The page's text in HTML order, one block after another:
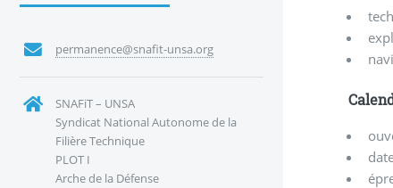
permanence@snafit-unsa.org
SNAFiT – UNSA
Syndicat National Autonome de la
Filière Technique
PLOT I
Arche de la Défense